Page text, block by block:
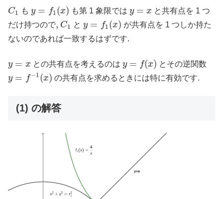
C1
C1 も y = f1(x)
(x ) も第 1 象限では y = x
y=x
と共有点を 1 つ
だけ持つので,, C1
C1 と y = f1(x)
(x )
が共有点を 1 つしか持た
ないのであれば一致するはずです.
y = x
y =x との共有点を考えるのは y = f(x)
x) とその逆関数
y = f −1(x)
1 x )
の共有点を求めるときには特に有効です.
(1) の解答